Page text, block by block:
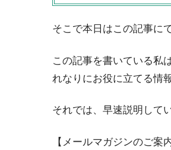
そこで本日はこの記事に
この記事を書いている私
れなりにお役に立てる情
それでは、早速説明して
【メールマガジンのご案内